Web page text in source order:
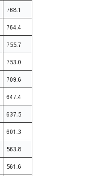
768.1
764.4
755.7
753.0
709.6
647.4
637.5
601.3
563.8
561.6